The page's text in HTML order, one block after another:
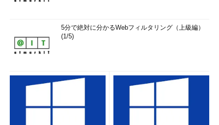
5分で絶対に分かるWebフィルタリング（上級編）
(1/5)